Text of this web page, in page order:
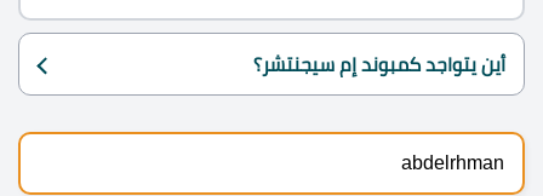
أين يتواجد كمبوند إم سيجنتشر؟
abdelrhman